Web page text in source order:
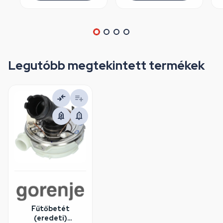
Legutóbb megtekintett termékek
Fűtőbetét
(eredeti)